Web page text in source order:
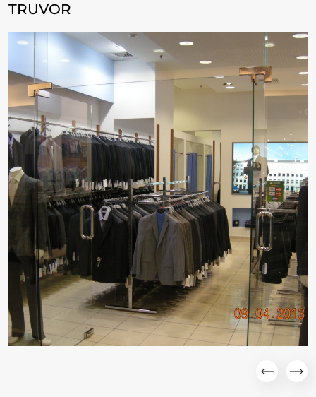
TRUVOR